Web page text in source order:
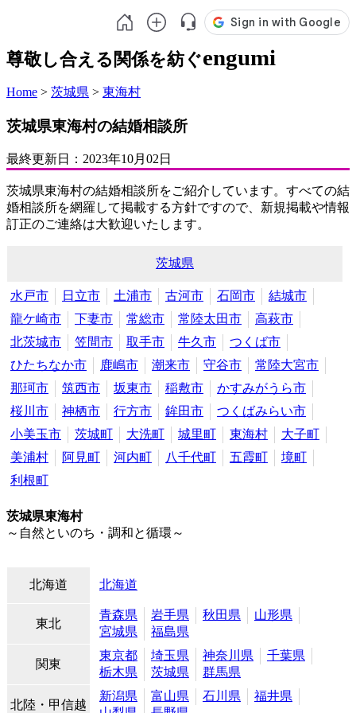
尊敬し合える関係を紡ぐengumi
Home > 茨城県 > 東海村
茨城県東海村の結婚相談所
最終更新日： 2023年10月02日
茨城県東海村の結婚相談所をご紹介しています。すべての結
婚相談所を網羅して掲載する方針ですので、新規掲載や情報
訂正のご連絡は大歓迎いたします。
茨城県
水戸市 日立市 土浦市 古河市 石岡市
結城市
龍ケ崎市
下妻市 常総市 常陸太田市
高萩市
北茨城市
笠間市 取手市 牛久市
つくば市
ひたちなか市
鹿嶋市 潮来市 守谷市
常陸大宮市
那珂市
筑西市 坂東市 稲敷市
かすみがうら市
桜川市
神栖市 行方市 鉾田市
つくばみらい市
小美玉市
茨城町 大洗町 城里町 東海村
大子町
美浦村
阿見町 河内町 八千代町 五霞町
境町
利根町
茨城県東海村
～自然といのち・調和と循環～
北海道 北海道
東北
青森県 岩手県 秋田県
山形県
宮城県
福島県
関東
東京都 埼玉県 神奈川県
千葉県
栃木県
茨城県 群馬県
北陸・甲信越
新潟県 富山県 石川県
福井県